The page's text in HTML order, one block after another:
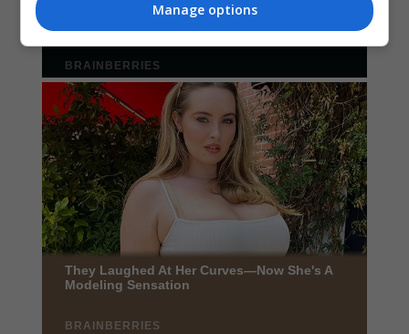
Manage options